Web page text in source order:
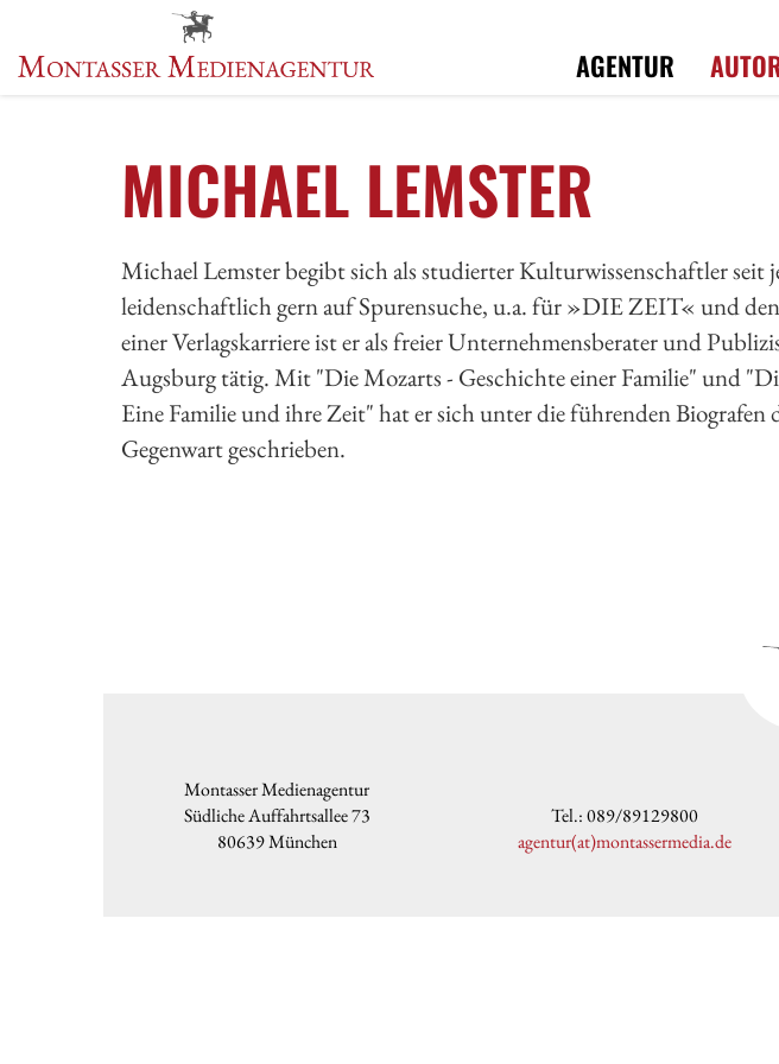
AGENTUR
MICHAEL LEMSTER
Michael Lemster begibt sich als studierter Kulturwissenschaftler seit
leidenschaftlich gern auf Spurensuche, u.a. für »DIE ZEIT« und
einer Verlagskarriere ist er als freier Unternehmensberater und
Augsburg tätig. Mit "Die Mozarts - Geschichte einer Familie" und
Eine Familie und ihre Zeit" hat er sich unter die führenden Biografen
Gegenwart geschrieben.
Montasser Medienagentur
Südliche Auffahrtsallee 73
80639 München
Tel.: 089/89129800
agentur(at)montassermedia.de